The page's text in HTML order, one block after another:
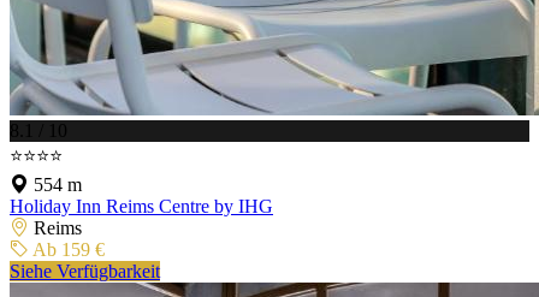
8.1 / 10
⭐⭐⭐⭐
554 m
Holiday Inn Reims Centre by IHG
Reims
Ab 159 €
Siehe Verfügbarkeit